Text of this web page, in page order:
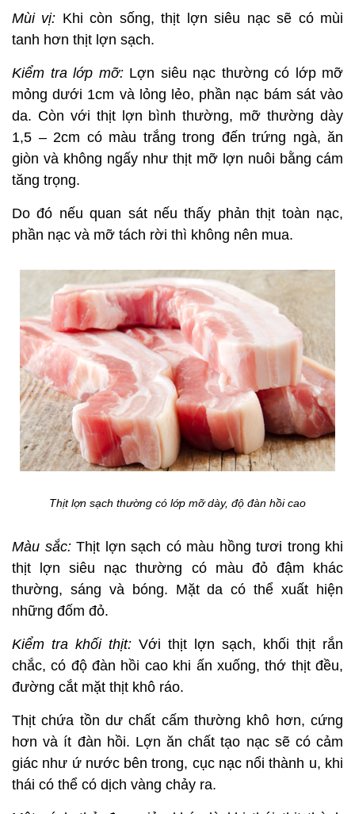
Mùi vị: Khi còn sống, thịt lợn siêu nạc sẽ có mùi
tanh hơn thịt lợn sạch.
Kiểm tra lớp mỡ:Lợn siêu nạc thường có lớp mỡ
mỏng dưới 1cm và lỏng lẻo, phần nạc bám sát vào
da. Còn với thịt lợn bình thường, mỡ thường dày
1,5 – 2cm có màu trắng trong đến trứng ngà, ăn
giòn và không ngấy như thịt mỡ lợn nuôi bằng cám
tăng trọng.
Do đó nếu quan sát nếu thấy phản thịt toàn nạc,
phần nạc và mỡ tách rời thì không nên mua.
Thịt lợn sạch thường có lớp mỡ dày, độ đàn hồi cao
Màu sắc: Thịt lợn sạch có màu hồng tươi trong khi
thịt lợn siêu nạc thường có màu đỏ đậm khác
thường, sáng và bóng. Mặt da có thể xuất hiện
những đốm đỏ.
Kiểm tra khối thịt: Với thịt lợn sạch, khối thịt rắn
chắc, có độ đàn hồi cao khi ấn xuống, thớ thịt đều,
đường cắt mặt thịt khô ráo.
Thịt chứa tồn dư chất cấm thường khô hơn, cứng
hơn và ít đàn hồi. Lợn ăn chất tạo nạc sẽ có cảm
giác như ứ nước bên trong, cục nạc nổi thành u, khi
thái có thể có dịch vàng chảy ra.